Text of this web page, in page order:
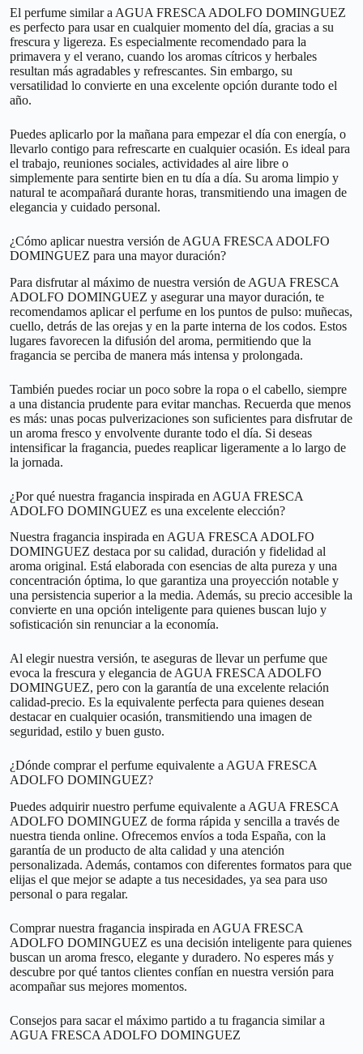
El perfume similar a AGUA FRESCA ADOLFO DOMINGUEZ
es perfecto para usar en cualquier momento del día, gracias a su
frescura y ligereza. Es especialmente recomendado para la
primavera y el verano, cuando los aromas cítricos y herbales
resultan más agradables y refrescantes. Sin embargo, su
versatilidad lo convierte en una excelente opción durante todo el
año.
Puedes aplicarlo por la mañana para empezar el día con energía, o
llevarlo contigo para refrescarte en cualquier ocasión. Es ideal para
el trabajo, reuniones sociales, actividades al aire libre o
simplemente para sentirte bien en tu día a día. Su aroma limpio y
natural te acompañará durante horas, transmitiendo una imagen de
elegancia y cuidado personal.
¿Cómo aplicar nuestra versión de AGUA FRESCA ADOLFO
DOMINGUEZ para una mayor duración?
Para disfrutar al máximo de nuestra versión de AGUA FRESCA
ADOLFO DOMINGUEZ y asegurar una mayor duración, te
recomendamos aplicar el perfume en los puntos de pulso: muñecas,
cuello, detrás de las orejas y en la parte interna de los codos. Estos
lugares favorecen la difusión del aroma, permitiendo que la
fragancia se perciba de manera más intensa y prolongada.
También puedes rociar un poco sobre la ropa o el cabello, siempre
a una distancia prudente para evitar manchas. Recuerda que menos
es más: unas pocas pulverizaciones son suficientes para disfrutar de
un aroma fresco y envolvente durante todo el día. Si deseas
intensificar la fragancia, puedes reaplicar ligeramente a lo largo de
la jornada.
¿Por qué nuestra fragancia inspirada en AGUA FRESCA
ADOLFO DOMINGUEZ es una excelente elección?
Nuestra fragancia inspirada en AGUA FRESCA ADOLFO
DOMINGUEZ destaca por su calidad, duración y fidelidad al
aroma original. Está elaborada con esencias de alta pureza y una
concentración óptima, lo que garantiza una proyección notable y
una persistencia superior a la media. Además, su precio accesible la
convierte en una opción inteligente para quienes buscan lujo y
sofisticación sin renunciar a la economía.
Al elegir nuestra versión, te aseguras de llevar un perfume que
evoca la frescura y elegancia de AGUA FRESCA ADOLFO
DOMINGUEZ, pero con la garantía de una excelente relación
calidad-precio. Es la equivalente perfecta para quienes desean
destacar en cualquier ocasión, transmitiendo una imagen de
seguridad, estilo y buen gusto.
¿Dónde comprar el perfume equivalente a AGUA FRESCA
ADOLFO DOMINGUEZ?
Puedes adquirir nuestro perfume equivalente a AGUA FRESCA
ADOLFO DOMINGUEZ de forma rápida y sencilla a través de
nuestra tienda online. Ofrecemos envíos a toda España, con la
garantía de un producto de alta calidad y una atención
personalizada. Además, contamos con diferentes formatos para que
elijas el que mejor se adapte a tus necesidades, ya sea para uso
personal o para regalar.
Comprar nuestra fragancia inspirada en AGUA FRESCA
ADOLFO DOMINGUEZ es una decisión inteligente para quienes
buscan un aroma fresco, elegante y duradero. No esperes más y
descubre por qué tantos clientes confían en nuestra versión para
acompañar sus mejores momentos.
Consejos para sacar el máximo partido a tu fragancia similar a
AGUA FRESCA ADOLFO DOMINGUEZ